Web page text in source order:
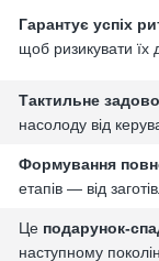
Гарантує успіх
щоб ризикувати
Тактильне
насолоду від
Формування
етапів — від
Це подарунок-
наступному